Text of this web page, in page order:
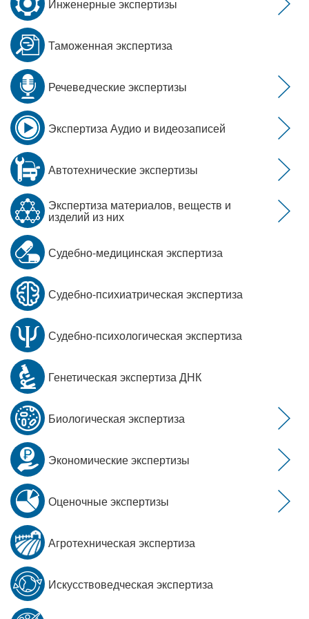
Инженерные экспертизы
Таможенная экспертиза
Речеведческие экспертизы
Экспертиза Аудио и видеозаписей
Автотехнические экспертизы
Экспертиза материалов, веществ и
изделий из них
Судебно-медицинская экспертиза
Судебно-психиатрическая экспертиза
Судебно-психологическая экспертиза
Генетическая экспертиза ДНК
Биологическая экспертиза
Экономические экспертизы
Оценочные экспертизы
Агротехническая экспертиза
Искусствоведческая экспертиза